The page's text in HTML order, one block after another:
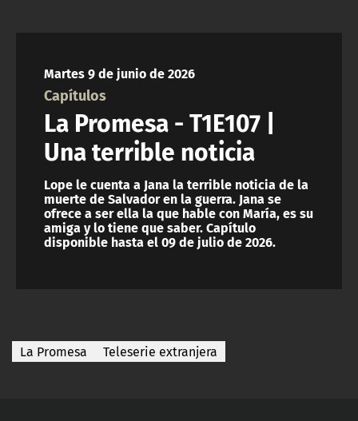
ACTUALIDAD Y TENDENCIAS
CORPORATIVO Y TRANSPARENCIA
CANAL DE DENUNCIAS
ÁREA DE PROYECTOS
Martes 9 de junio de 2026
Capítulos
La Promesa - T1E107 |
Una terrible noticia
Lope le cuenta a Jana la terrible noticia de la
muerte de Salvador en la guerra. Jana se
ofrece a ser ella la que hable con María, es su
amiga y lo tiene que saber. Capítulo
disponible hasta el 09 de julio de 2026.
La Promesa Teleserie extranjera